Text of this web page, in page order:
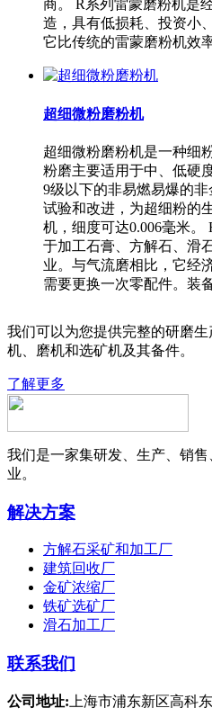
商。 R系列雷蒙磨粉机是
造，具有低损耗、投资小
它比传统的雷蒙磨粉机效
超细微粉磨粉机
超细微粉磨粉机是一种细
粉磨主要适用于中、低硬
9级以下的非易燃易爆的
试验和改进，为超细粉的
机，细度可达0.006毫米。
于加工石膏、方解石、滑
业。与气流磨相比，它经
需要更换一次零配件。装
我们可以为您提供完整的研磨
机、磨机和选矿机及其备件。
了解更多
我们是一家集研发、生产、销
业。
解决方案
方解石采矿和加工厂
建筑回收厂
金矿浓缩厂
铁矿选矿厂
滑石加工厂
联系我们
公司地址: 上海市浦东新区高科